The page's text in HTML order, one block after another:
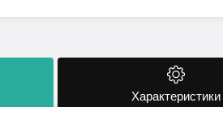
Характеристики